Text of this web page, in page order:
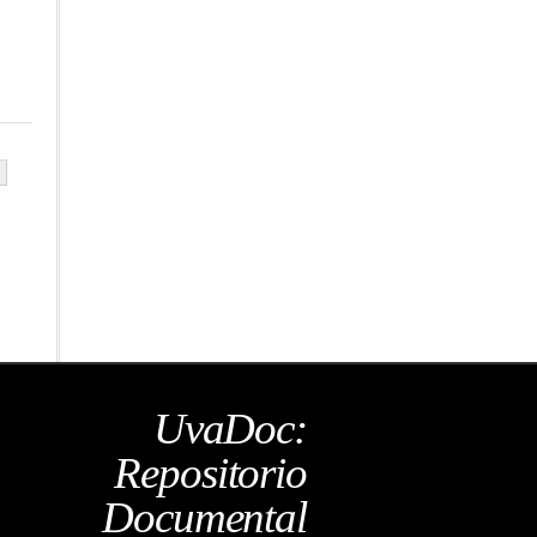
UvaDoc:
Repositorio
Documental